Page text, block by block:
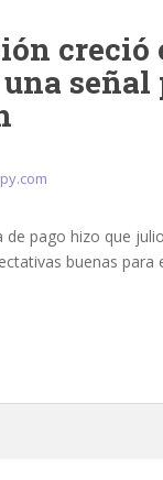
creció
pago hizo que
buenas para